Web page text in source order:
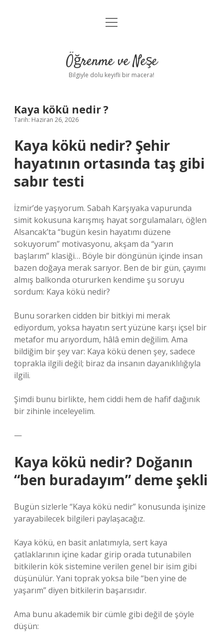
Anasayfa
Yasal Uyarı
menüyü
Öğrenme ve Neşe
Bilgiyle dolu keyifli bir macera!
Kaya kökü nedir ?
Tarih: Haziran 26, 2026
Kaya kökü nedir? Şehir
hayatının ortasında taş gibi
sabır testi
İzmir’de yaşıyorum. Sabah Karşıyaka vapurunda
simit kokusuna karışmış hayat sorgulamaları, öğlen
Alsancak’ta “bugün kesin hayatımı düzene
sokuyorum” motivasyonu, akşam da “yarın
başlarım” klasiği… Böyle bir döngünün içinde insan
bazen doğaya merak sarıyor. Ben de bir gün, çayımı
almış balkonda otururken kendime şu soruyu
sordum: Kaya kökü nedir?
Bunu sorarken cidden bir bitkiyi mi merak
ediyordum, yoksa hayatın sert yüzüne karşı içsel bir
metafor mu arıyordum, hâlâ emin değilim. Ama
bildiğim bir şey var: Kaya kökü denen şey, sadece
toprakla ilgili değil; biraz da insanın dayanıklılığıyla
ilgili.
Şimdi bunu birlikte, hem ciddi hem de hafif dağınık
bir zihinle inceleyelim.
—
Kaya kökü nedir? Doğanın
“ben buradayım” deme şekli
Bugün sizlerle “Kaya kökü nedir” konusunda işinize
yarayabilecek bilgileri paylaşacağız.
Kaya kökü, en basit anlatımıyla, sert kaya
çatlaklarının içine kadar girip orada tutunabilen
bitkilerin kök sistemine verilen genel bir isim gibi
düşünülür. Yani toprak yoksa bile “ben yine de
yaşarım” diyen bitkilerin başarısıdır.
Ama bunu akademik bir cümle gibi değil de şöyle
düşün: